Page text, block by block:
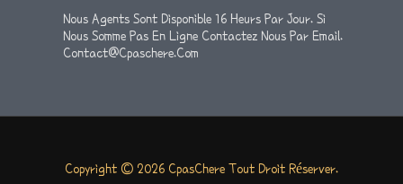
Nous Agents Sont Disponible 16 Heurs Par Jour. Si
Nous Somme Pas En Ligne Contactez Nous Par Email.
Contact@cpaschere.com
Copyright © 2026 CpasChere Tout Droit Réserver.